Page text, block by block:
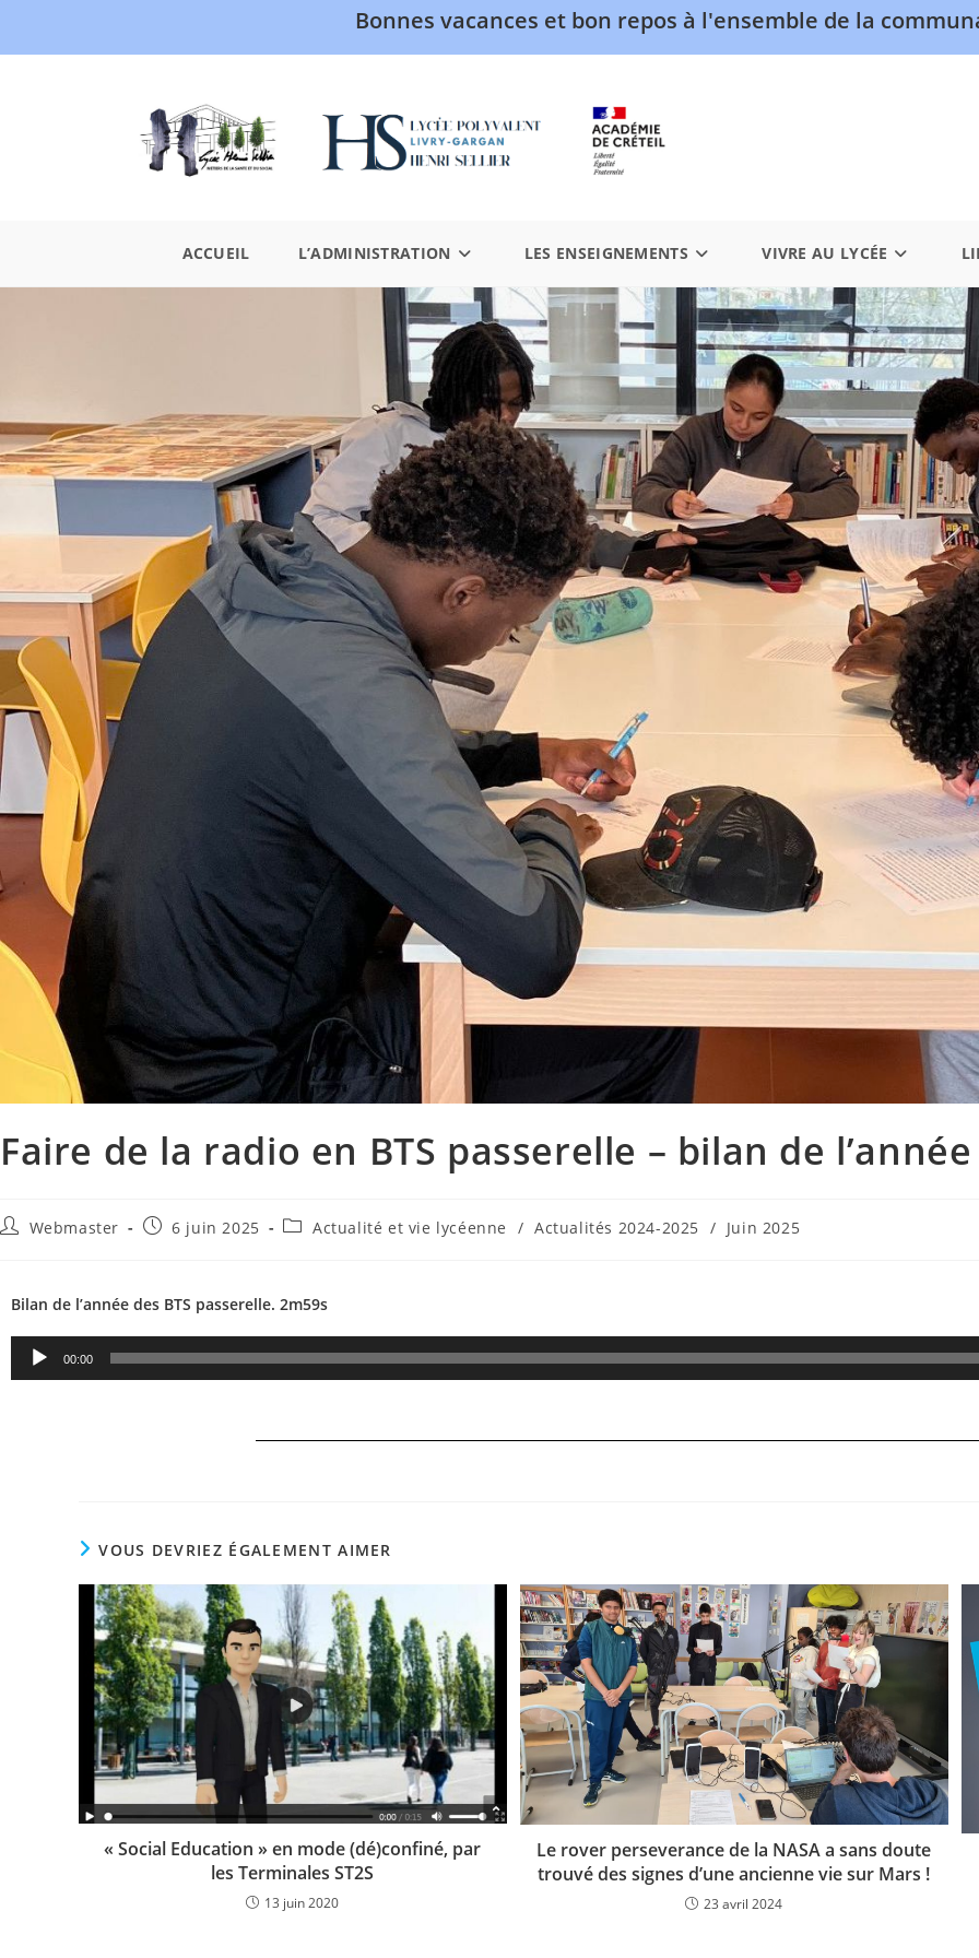
Bonnes vacances et bon repos à l'ensemble de la
ACCUEIL L’ADMINISTRATION LES ENSEIGNEMENTS VIVRE AU LYCÉE
Faire de la radio en BTS passerelle – bilan de l’année
Webmaster 6 juin 2025 Actualité et vie lycéenne / Actualités 2024-2025 / Juin 2025
Bilan de l’année des BTS passerelle. 2m59s
Lecteur
audio
00:00
VOUS DEVRIEZ ÉGALEMENT AIMER
« Social Education » en mode (dé)confiné, par
les Terminales ST2S
13 juin 2020
Le rover perseverance de la NASA a sans doute
trouvé des signes d’une ancienne vie sur Mars !
23 avril 2024